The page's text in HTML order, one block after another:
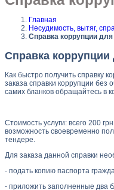
Главная
Несудимость, вытяг,
Справка коррупции для
Справка коррупции
Как быстро получить справку
заказа справки коррупции без
самих бланков обращайтесь в
Стоимость услуги: всего 200
возможность своевременно
тендере.
Для заказа данной справки
- подать копию паспорта
- приложить заполненные два